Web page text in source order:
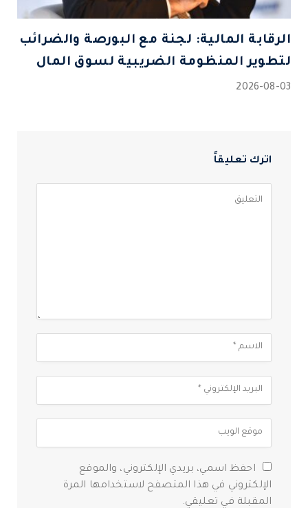
الرقابة المالية: لجنة مع البورصة والضرائب
لتطوير المنظومة الضريبية لسوق المال
2026-08-03
اترك تعليقاً
احفظ اسمي، بريدي الإلكتروني، والموقع
الإلكتروني في هذا المتصفح لاستخدامها المرة
المقبلة في تعليقي.